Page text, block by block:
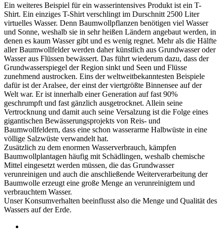
Ein weiteres Beispiel für ein wasserintensives Produkt ist ein T-
Shirt. Ein einziges T-Shirt verschlingt im Durschnitt 2500 Liter
virtuelles Wasser. Denn Baumwollpflanzen benötigen viel Wasser
und Sonne, weshalb sie in sehr heißen Ländern angebaut werden, in
denen es kaum Wasser gibt und es wenig regnet. Mehr als die Hälfte
aller Baumwollfelder werden daher künstlich aus Grundwasser oder
Wasser aus Flüssen bewässert. Das führt wiederum dazu, dass der
Grundwasserspiegel der Region sinkt und Seen und Flüsse
zunehmend austrocken. Eins der weltweitbekanntesten Beispiele
dafür ist der Aralsee, der einst der viertgrößte Binnensee auf der
Welt war. Er ist innerhalb einer Generation auf fast 90%
geschrumpft und fast gänzlich ausgetrocknet. Allein seine
Vertrocknung und damit auch seine Versalzung ist die Folge eines
gigantischen Bewässerungsprojekts von Reis- und
Baumwollfeldern, dass eine schon wasserarme Halbwüste in eine
völlige Salzwüste verwandelt hat.
Zusätzlich zu dem enormen Wasserverbrauch, kämpfen
Baumwollplantagen häufig mit Schädlingen, weshalb chemische
Mittel eingesetzt werden müssen, die das Grundwasser
verunreinigen und auch die anschließende Weiterverarbeitung der
Baumwolle erzeugt eine große Menge an verunreinigtem und
verbrauchtem Wasser.
Unser Konsumverhalten beeinflusst also die Menge und Qualität des
Wassers auf der Erde.